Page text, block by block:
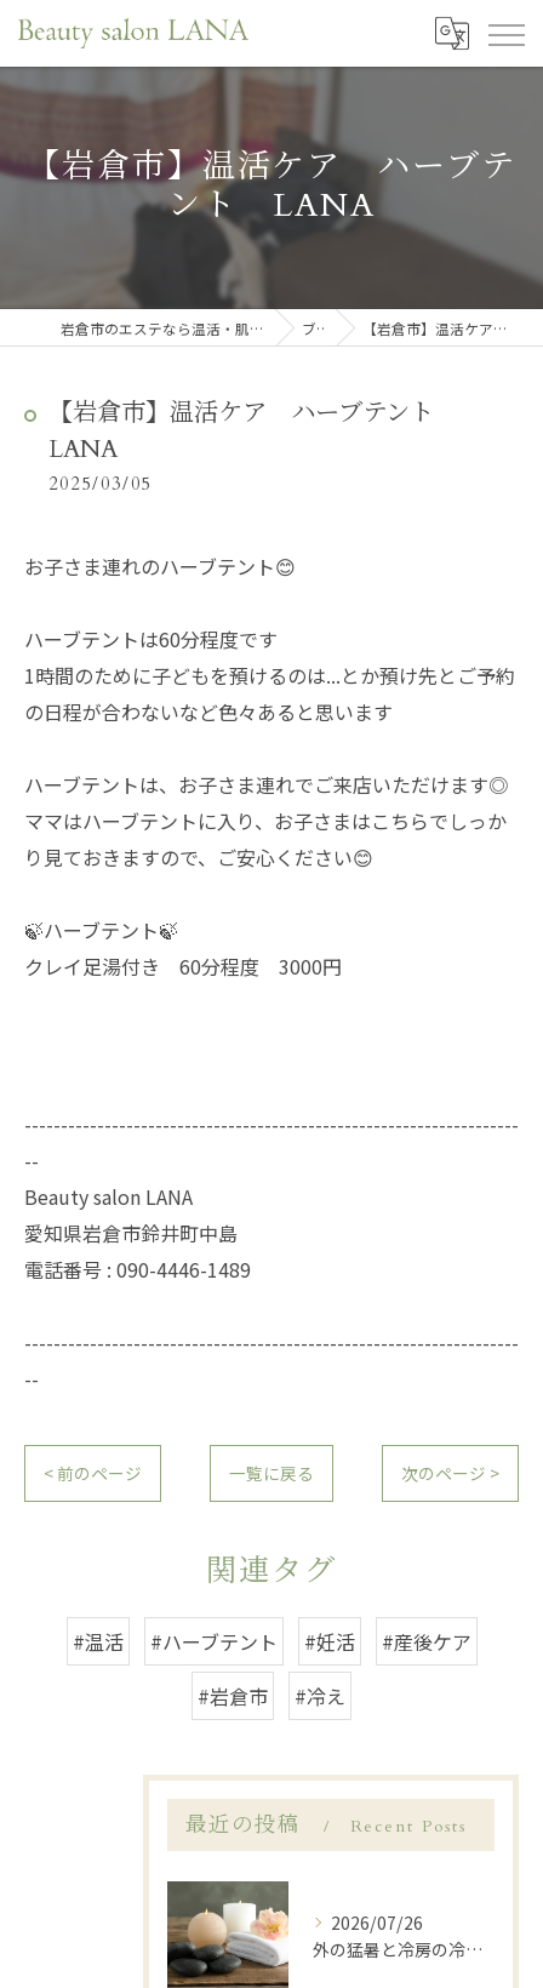
【岩倉市】温活ケア ハーブテ
ント LANA
岩倉市のエステなら温活・肌育・口元リフレサロンLANA ブログ 【岩倉市】温活ケア ハーブテント LANA
【岩倉市】温活ケア ハーブテント
LANA
2025/03/05
お子さま連れのハーブテント😊
ハーブテントは60分程度です
1時間のために子どもを預けるのは...とか預け先とご予約
の日程が合わないなど色々あると思います
ハーブテントは、お子さま連れでご来店いただけます◎
ママはハーブテントに入り、お子さまはこちらでしっか
り見ておきますので、ご安心ください😊
🍃ハーブテント🍃
クレイ足湯付き 60分程度 3000円
--------------------------------------------------------------------
--
Beauty salon LANA
愛知県岩倉市鈴井町中島
電話番号 : 090-4446-1489
--------------------------------------------------------------------
--
< 前のページ 一覧に戻る 次のページ >
関連タグ
#温活 #ハーブテント #妊活
#産後ケア
#岩倉市
#冷え
最近の投稿 Recent Posts
2026/07/26
外の猛暑と冷房の冷えに…夏の「寒暖差疲労」を温活ケアでリセット🌿岩倉市LANA